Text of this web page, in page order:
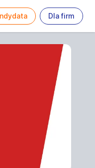
Dla firm